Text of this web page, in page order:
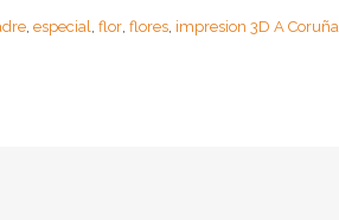
especial flor flores impresion 3D A Coruña